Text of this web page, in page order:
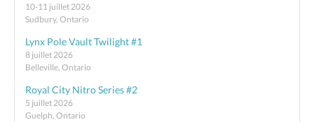
10-11 juillet 2026
Sudbury, Ontario
Lynx Pole Vault Twilight #1
8 juillet 2026
Belleville, Ontario
Royal City Nitro Series #2
5 juillet 2026
Guelph, Ontario